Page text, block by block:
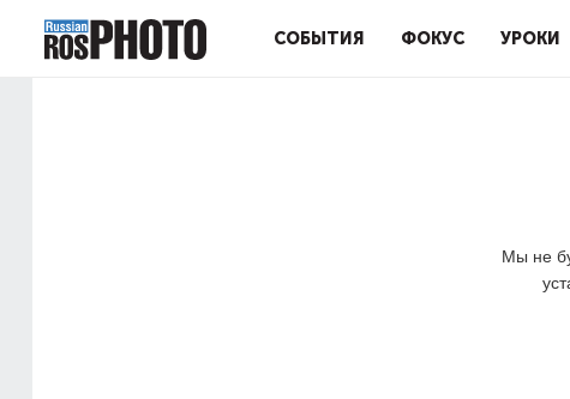
СОБЫТИЯ ФОКУС УРОКИ
Мы не